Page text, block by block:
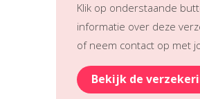
Klik op onderstaande
informatie over deze
of neem contact op met
Bekijk de